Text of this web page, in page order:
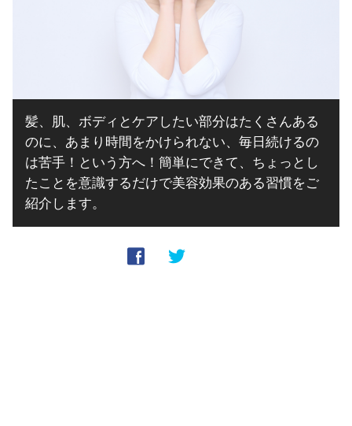
髪、肌、ボディとケアしたい部分はたくさんある
のに、あまり時間をかけられない、毎日続けるの
は苦手！という方へ！簡単にできて、ちょっとし
たことを意識するだけで美容効果のある習慣をご
紹介します。